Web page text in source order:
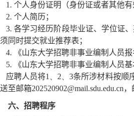
1. 个人身份证明（身份证或者其他有
2. 个人简历；
3.各学习经历阶段毕业证、学位证
同时提交就业推荐表；
4.
《山东大学招聘非事业编制人员
5.
《山东大学招聘非事业编制人员
应聘人员将1 2 、3条所涉材料按顺
至邮箱202520902@mail.sdu.edu.cn，
六、招聘程序